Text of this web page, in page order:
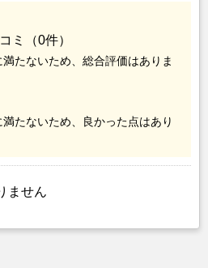
ミ（0件）
たないため、総合評価はありま
たないため、良かった点はあり
ません